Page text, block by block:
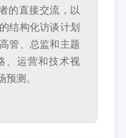
的直接交流，以
结构化访谈计划
管、总监和主题
、运营和技术视
测。